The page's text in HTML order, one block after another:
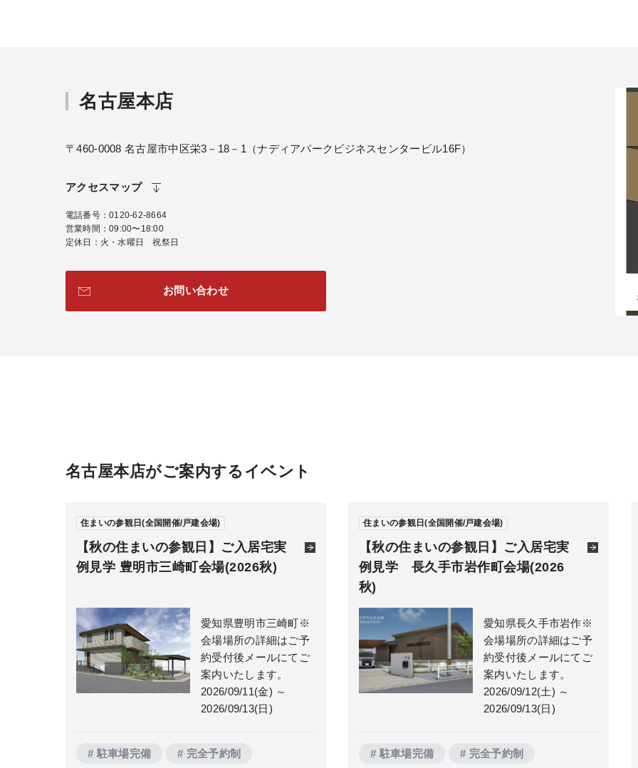
名古屋本店
〒460-0008 名古屋市中区栄3－18－1（ナディアパークビジネスセンタービル16F）
アクセスマップ
電話番号
0120-62-8664
営業時間
09:00〜18:00
定休日
火・水曜日 祝祭日
お問い合わせ
名古屋本店がご案内するイベント
【秋の住まいの参観日】ご入居宅実
例見学 豊明市三崎町会場(2026秋)
住まいの参観日(全国開催/戸建会場)
愛知県豊明市三崎町※
会場場所の詳細はご予
約受付後メールにてご
案内いたします。
2026/09/11(金) ～
2026/09/13(日)
# 駐車場完備 # 完全予約制
【秋の住まいの参観日】ご入居宅実
例見学 長久手市岩作町会場(2026
秋)
住まいの参観日(全国開催/戸建会場)
愛知県長久手市岩作※
会場場所の詳細はご予
約受付後メールにてご
案内いたします。
2026/09/12(土) ～
2026/09/13(日)
# 駐車場完備 # 完全予約制